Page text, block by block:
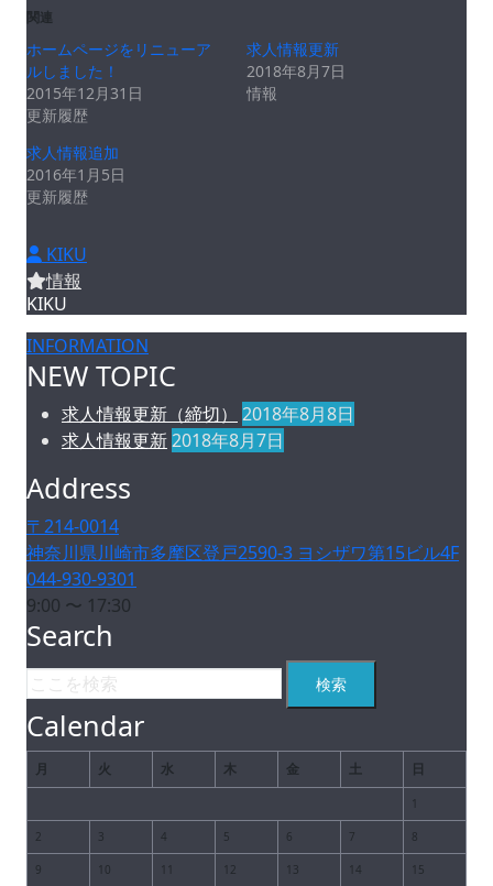
関連
ホームページをリニューア
ルしました！
2015年12月31日
更新履歴
求人情報更新
2018年8月7日
情報
求人情報追加
2016年1月5日
更新履歴
KIKU
情報
KIKU
INFORMATION
NEW TOPIC
求人情報更新（締切）
2018年8月8日
求人情報更新2018年8月7日
Address
〒214-0014
神奈川県川崎市多摩区登戸2590-3 ヨシザワ第15ビル4F
044-930-9301
9:00 〜 17:30
Search
Calendar
月 火 水 木 金 土 日
1
2 3 4 5 6 7 8
9 10 11 12 13 14 15